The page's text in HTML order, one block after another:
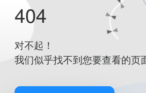
404
对不起！
我们似乎找不到您要查看的页